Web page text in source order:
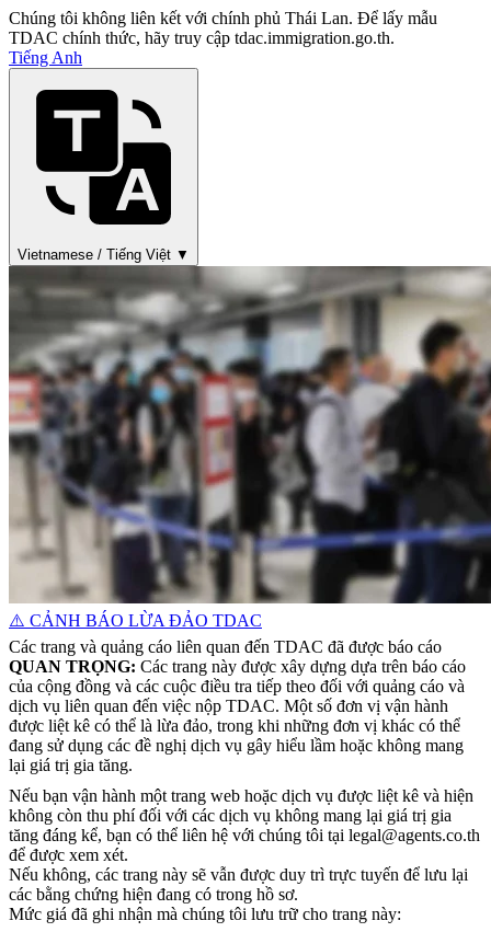
Chúng tôi không liên kết với chính phủ Thái Lan. Để lấy mẫu
TDAC chính thức, hãy truy cập tdac.immigration.go.th.
Tiếng Anh
Vietnamese / Tiếng Việt ▼
⚠️ CẢNH BÁO LỪA ĐẢO TDAC
Các trang và quảng cáo liên quan đến TDAC đã được báo cáo
QUAN TRỌNG: Các trang này được xây dựng dựa trên báo cáo
của cộng đồng và các cuộc điều tra tiếp theo đối với quảng cáo và
dịch vụ liên quan đến việc nộp TDAC. Một số đơn vị vận hành
được liệt kê có thể là lừa đảo, trong khi những đơn vị khác có thể
đang sử dụng các đề nghị dịch vụ gây hiểu lầm hoặc không mang
lại giá trị gia tăng.
Nếu bạn vận hành một trang web hoặc dịch vụ được liệt kê và hiện
không còn thu phí đối với các dịch vụ không mang lại giá trị gia
tăng đáng kể, bạn có thể liên hệ với chúng tôi tại legal@agents.co.th
để được xem xét.
Nếu không, các trang này sẽ vẫn được duy trì trực tuyến để lưu lại
các bằng chứng hiện đang có trong hồ sơ.
Mức giá đã ghi nhận mà chúng tôi lưu trữ cho trang này: